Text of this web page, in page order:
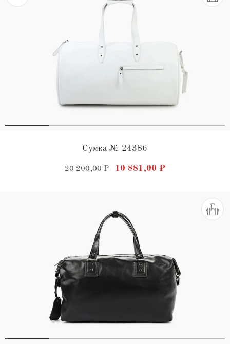
Сумка № 24386
20 200,00₽ Первоначальная цена
10 881,00 ₽Текущая цена: